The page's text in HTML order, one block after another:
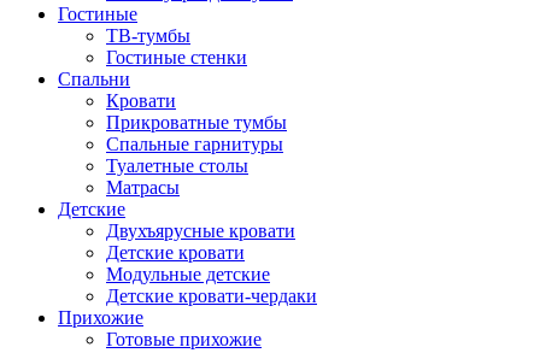
Гостиные
ТВ-тумбы
Гостиные стенки
Спальни
Кровати
Прикроватные тумбы
Спальные гарнитуры
Туалетные столы
Матрасы
Детские
Двухъярусные кровати
Детские кровати
Модульные детские
Детские кровати-чердаки
Прихожие
Готовые прихожие